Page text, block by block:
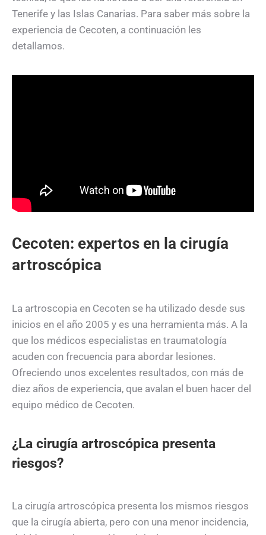
Tenerife y las Islas Canarias. Para saber más sobre la
experiencia de Cecoten, a continuación les
detallamos.
Cecoten: expertos en la cirugía
artroscópica
La artroscopia en Cecoten se ha utilizado desde sus
inicios en el año 2005 y es una herramienta más. A la
que los médicos especialistas en traumatología
acuden con frecuencia para abordar lesiones.
Ofreciendo unos excelentes resultados, con más de
diez años de experiencia, que avalan el buen hacer del
equipo médico de Cecoten.
¿La cirugía artroscópica presenta
riesgos?
La cirugía artroscópica presenta los mismos riesgos
que la cirugía abierta, pero con una menor incidencia,